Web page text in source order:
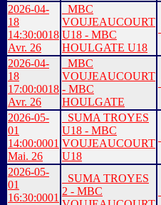
2026-04-
18
14:30:0018
Avr. 26
MBC
VOUJEAUCOURT
U18 - MBC
HOULGATE U18
2026-04-
18
17:00:0018
Avr. 26
MBC
VOUJEAUCOURT
- MBC
HOULGATE
2026-05-
01
14:00:0001
Mai. 26
SUMA TROYES
U18 - MBC
VOUJEAUCOURT
U18
2026-05-
01
16:30:0001
SUMA TROYES
2 - MBC